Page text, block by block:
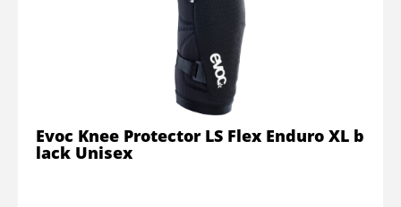
Evoc Knee Protector LS Flex Enduro XL b
lack Unisex